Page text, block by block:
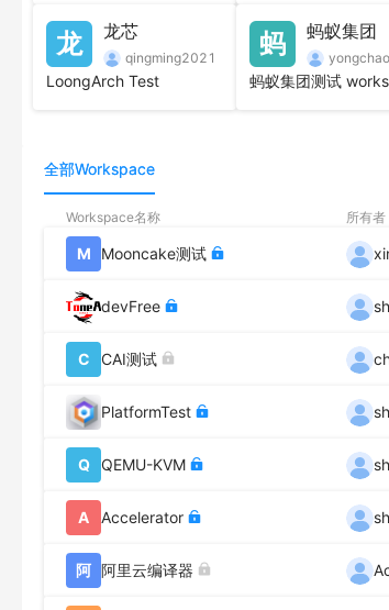
龙 龙芯
qingming2021
LoongArch Test
蚂 蚂蚁集团
yongchao
蚂蚁集团测试
全部Workspace
Workspace名称 所有者
M Mooncake测试
devFree
C CAI测试
PlatformTest
Q QEMU-KVM
A Accelerator
阿 阿里云编译器